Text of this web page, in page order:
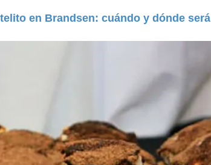
en Brandsen: cuándo y dónde será